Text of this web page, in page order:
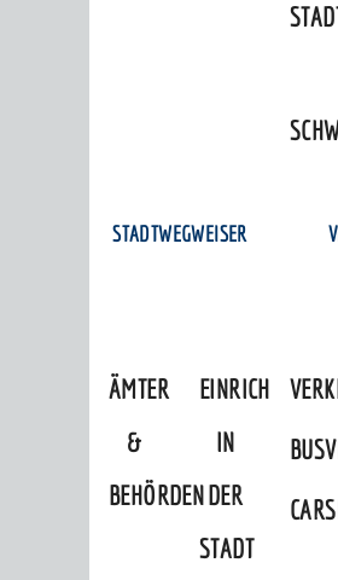
STADTWEGWEISER
ÄMTER
&
BEHÖRDEN
IN
DER
STADT